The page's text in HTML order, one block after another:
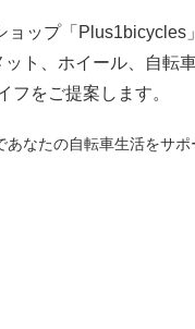
ップ「
ト、ホイール、自転
をご提案します。
なたの自転車生活をサポ